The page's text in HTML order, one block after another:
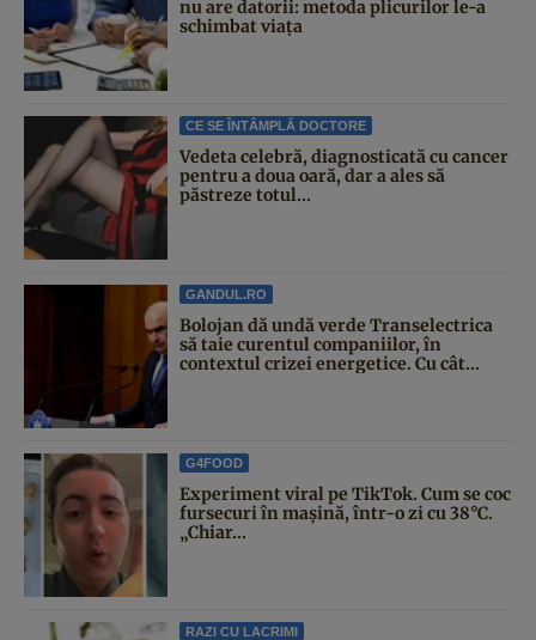
nu are datorii: metoda plicurilor le-a
schimbat viața
CE SE ÎNTÂMPLĂ DOCTORE
Vedeta celebră, diagnosticată cu cancer
pentru a doua oară, dar a ales să
păstreze totul...
GANDUL.RO
Bolojan dă undă verde Transelectrica
să taie curentul companiilor, în
contextul crizei energetice. Cu cât...
G4FOOD
Experiment viral pe TikTok. Cum se coc
fursecuri în mașină, într-o zi cu 38°C.
„Chiar...
RAZI CU LACRIMI